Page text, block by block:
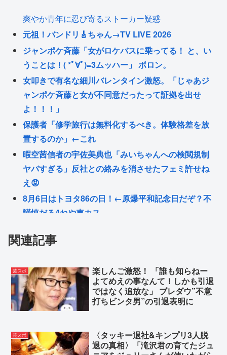
爽やか青年に忍び寄るストーカー疑惑
元祖！バンドリ🎸ちゃん→TV LIVE 2026
ジャンポケ斉藤「女がロケバスに乗ってる！ と、い
うことは！( *ﾟ∀ﾟ)=3ムッハー」 ボロン。
女叩きで有名な細川バレンタイン激怒。「じゃあジ
ャンポケ斉藤と女が不同意だったって証拠を出せ
よ！！！」
保護者「修学旅行は無料化するべき。体験格差を放
置するのか」←これ
暇空茜信者の宇佐美典也「みいちゃんへの検閲規制
ヤバすぎる」反社との絡みを消させたフェミ許せね
え😡
8月6日はトヨタ86の日！←原爆平和記念日だぞ？不
謹慎だろ4ねや車カス
数に行かない模様 野党は一斉に批判し神谷「天下の
坂口杏里OD配信
「また運転できるように…」元TOKIO・山口達也、
シェアカー運転&ギター演奏姿にファン感動
Powered by livedoor 相互RSS
関連記事
芸スポ
楽しんご激怒！ 「誰も知らねー
よてめえの事なんて！しかも引退
ではなく追放な」 ブレダウ”不意
打ちビンタ男”の引退表明に
芸スポ
〈タッキー退社&キンプリ3人脱
退の真相〉「滝沢君の育てたジュ